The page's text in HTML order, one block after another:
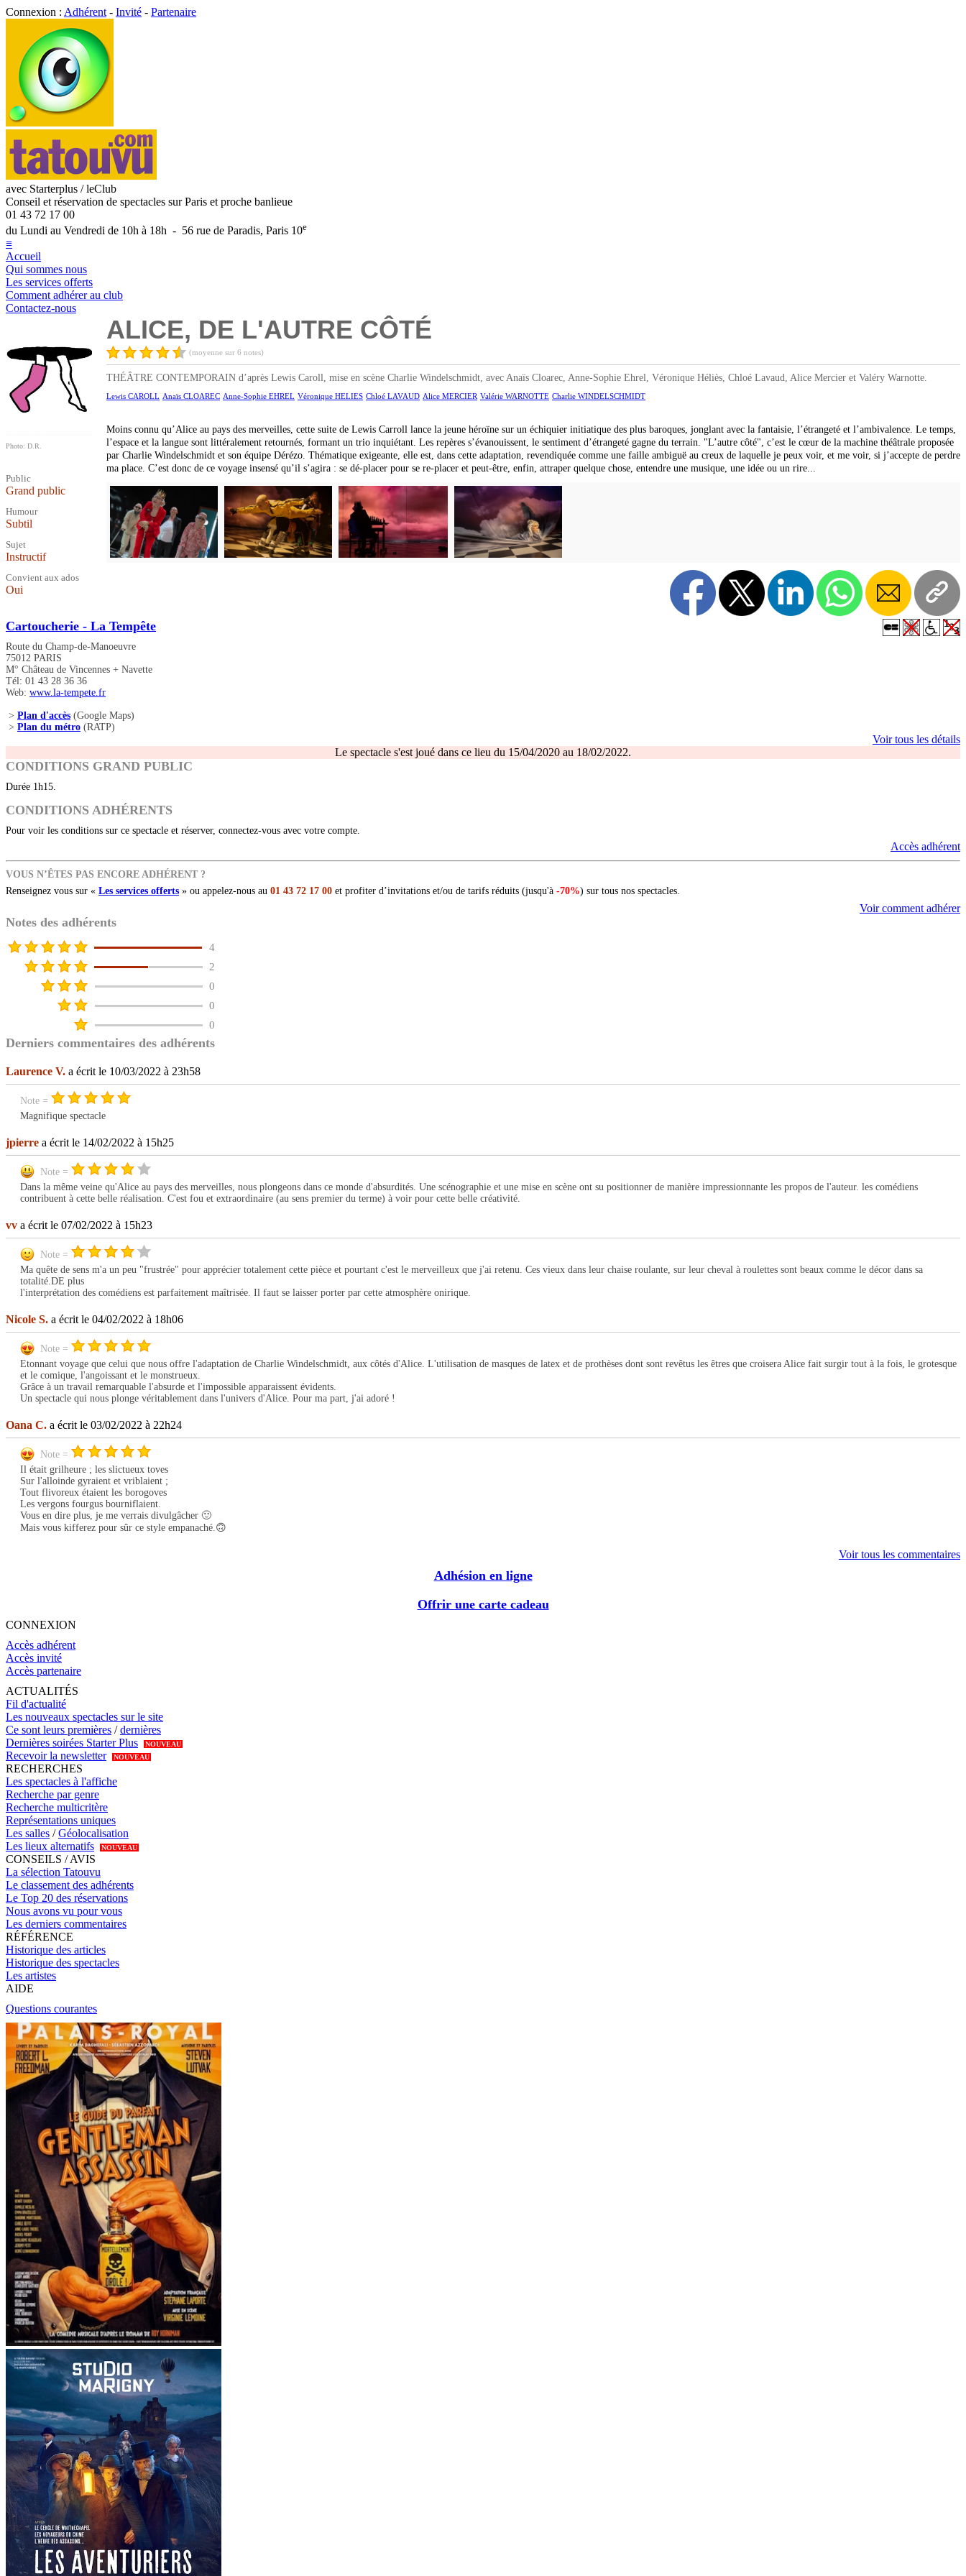
Connexion : Adhérent - Invité - Partenaire
avec Starterplus / leClub
Conseil et réservation de spectacles sur Paris et proche banlieue
01 43 72 17 00
du Lundi au Vendredi de 10h à 18h - 56 rue de Paradis, Paris 10e
≡
Accueil
Qui sommes nous
Les services offerts
Comment adhérer au club
Contactez-nous
Photo: D.R.
Public
Grand public
Humour
Subtil
Sujet
Instructif
Convient aux ados
Oui
ALICE, DE L'AUTRE CÔTÉ
(moyenne sur 6 notes)
THÉÂTRE CONTEMPORAIN d’après Lewis Caroll, mise en scène Charlie Windelschmidt, avec Anaïs Cloarec, Anne-Sophie Ehrel, Véronique Héliès, Chloé Lavaud, Alice Mercier et Valéry Warnotte.
Lewis CAROLL Anaïs CLOAREC Anne-Sophie EHREL Véronique HELIES Chloé LAVAUD Alice MERCIER Valérie WARNOTTE Charlie WINDELSCHMIDT
Moins connu qu’Alice au pays des merveilles, cette suite de Lewis Carroll lance la jeune héroïne sur un échiquier initiatique des plus baroques, jonglant avec la fantaisie, l’étrangeté et l’ambivalence. Le temps,
l’espace et la langue sont littéralement retournés, formant un trio inquiétant. Les repères s’évanouissent, le sentiment d’étrangeté gagne du terrain. "L’autre côté", c’est le cœur de la machine théâtrale proposée
par Charlie Windelschmidt et son équipe Dérézo. Thématique exigeante, elle est, dans cette adaptation, revendiquée comme une faille ambiguë au creux de laquelle je peux voir, et me voir, si j’accepte de perdre
ma place. C’est donc de ce voyage insensé qu’il s’agira : se dé-placer pour se re-placer et peut-être, enfin, attraper quelque chose, entendre une musique, une idée ou un rire...
Cartoucherie - La Tempête
Route du Champ-de-Manoeuvre
75012 PARIS
M° Château de Vincennes + Navette
Tél: 01 43 28 36 36
Web: www.la-tempete.fr
> Plan d'accès (Google Maps)
> Plan du métro (RATP)
Voir tous les détails
Le spectacle s'est joué dans ce lieu du 15/04/2020 au 18/02/2022.
CONDITIONS GRAND PUBLIC
Durée 1h15.
CONDITIONS ADHÉRENTS
Pour voir les conditions sur ce spectacle et réserver, connectez-vous avec votre compte.
Accès adhérent
VOUS N’ÊTES PAS ENCORE ADHÉRENT ?
Renseignez vous sur « Les services offerts » ou appelez-nous au 01 43 72 17 00 et profiter d’invitations et/ou de tarifs réduits (jusqu'à -70%) sur tous nos spectacles.
Voir comment adhérer
Notes des adhérents
4
2
0
0
0
Derniers commentaires des adhérents
Laurence V. a écrit le 10/03/2022 à 23h58
Note =
Magnifique spectacle
jpierre a écrit le 14/02/2022 à 15h25
Note =
Dans la même veine qu'Alice au pays des merveilles, nous plongeons dans ce monde d'absurdités. Une scénographie et une mise en scène ont su positionner de manière impressionnante les propos de l'auteur. les comédiens
contribuent à cette belle réalisation. C'est fou et extraordinaire (au sens premier du terme) à voir pour cette belle créativité.
vv a écrit le 07/02/2022 à 15h23
Note =
Ma quête de sens m'a un peu "frustrée" pour apprécier totalement cette pièce et pourtant c'est le merveilleux que j'ai retenu. Ces vieux dans leur chaise roulante, sur leur cheval à roulettes sont beaux comme le décor dans sa
totalité.DE plus
l'interprétation des comédiens est parfaitement maîtrisée. Il faut se laisser porter par cette atmosphère onirique.
Nicole S. a écrit le 04/02/2022 à 18h06
Note =
Etonnant voyage que celui que nous offre l'adaptation de Charlie Windelschmidt, aux côtés d'Alice. L'utilisation de masques de latex et de prothèses dont sont revêtus les êtres que croisera Alice fait surgir tout à la fois, le grotesque
et le comique, l'angoissant et le monstrueux.
Grâce à un travail remarquable l'absurde et l'impossible apparaissent évidents.
Un spectacle qui nous plonge véritablement dans l'univers d'Alice. Pour ma part, j'ai adoré !
Oana C. a écrit le 03/02/2022 à 22h24
Note =
Il était grilheure ; les slictueux toves
Sur l'alloinde gyraient et vriblaient ;
Tout flivoreux étaient les borogoves
Les vergons fourgus bourniflaient.
Vous en dire plus, je me verrais divulgâcher 🙂
Mais vous kifferez pour sûr ce style empanaché.🙃
Voir tous les commentaires
Adhésion en ligne
Offrir une carte cadeau
CONNEXION
Accès adhérent
Accès invité
Accès partenaire
ACTUALITÉS
Fil d'actualité
Les nouveaux spectacles sur le site
Ce sont leurs premières /dernières
Dernières soirées Starter Plus
NOUVEAU
Recevoir la newsletter NOUVEAU
RECHERCHES
Les spectacles à l'affiche
Recherche par genre
Recherche multicritère
Représentations uniques
Les salles /Géolocalisation
Les lieux alternatifs
NOUVEAU
CONSEILS / AVIS
La sélection Tatouvu
Le classement des adhérents
Le Top 20 des réservations
Nous avons vu pour vous
Les derniers commentaires
RÉFÉRENCE
Historique des articles
Historique des spectacles
Les artistes
AIDE
Questions courantes